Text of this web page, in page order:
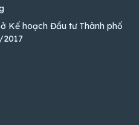
Kế hoạch Đầu tư Thành phố
2017